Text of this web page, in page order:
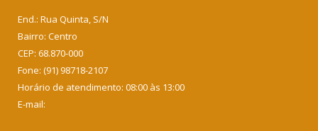
End.: Rua Quinta, S/N
Bairro: Centro
CEP: 68.870-000
Fone: (91) 98718-2107
Horário de atendimento: 08:00 às 13:00
E-mail: